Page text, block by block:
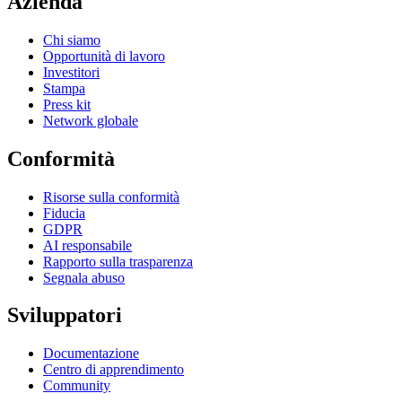
Chi siamo
Opportunità di lavoro
Investitori
Stampa
Press kit
Network globale
Conformità
Risorse sulla conformità
Fiducia
GDPR
AI responsabile
Rapporto sulla trasparenza
Segnala abuso
Sviluppatori
Documentazione
Centro di apprendimento
Community